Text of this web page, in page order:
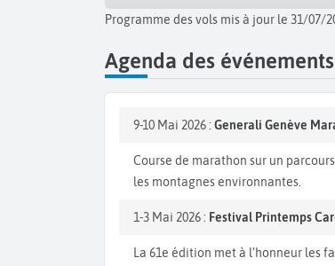
Programme des vols mis à jour le 31/07/
Agenda des
9-10 Mai 2026 : Generali Genève
Course de marathon sur un
les montagnes environnantes.
1-3 Mai 2026 : Festival Printemps
La 61e édition met à l’honneur les